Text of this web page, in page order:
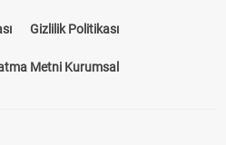
Gizlilik Politikası
Metni Kurumsal